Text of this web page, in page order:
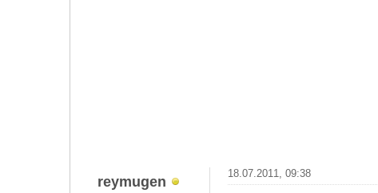
reymugen 18.07.2011, 09:38